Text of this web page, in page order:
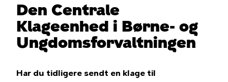
Den Centrale
Klageenhed i Børne- og
Ungdomsforvaltningen
Har du tidligere sendt en klage til